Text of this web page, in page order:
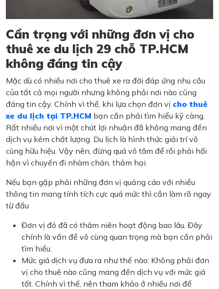
Cẩn trọng với những đơn vị cho
thuê xe du lịch 29 chỗ TP.HCM
không đáng tin cậy
Mặc dù có nhiều nơi cho thuê xe ra đời đáp ứng nhu cầu
của tất cả mọi người nhưng không phải nơi nào cũng
đáng tin cậy. Chính vì thế, khi lựa chọn đơn vị cho thuê
xe du lịch tại TP.HCM bạn cần phải tìm hiểu kỹ càng.
Rất nhiều nơi vì một chút lợi nhuận đã không mang đến
dịch vụ kém chất lượng. Du lịch là hình thức giải trí vô
cùng hữu hiệu. Vậy nên, đừng quá vô tâm để rồi phải hối
hận vì chuyến đi nhàm chán, thảm hại.
Nếu bạn gặp phải những đơn vị quảng cáo với nhiều
thông tin mang tính tích cực quá mức thì cần làm rõ ngay
từ đầu
Đơn vị đó đã có thâm niên hoạt động bao lâu. Đây
chính là vấn đề vô cùng quan trọng mà bạn cần phải
tìm hiểu.
Mức giá dịch vụ đưa ra như thế nào: Không phải đơn
vị cho thuê nào cũng mang đến dịch vụ với mức giá
tốt. Chính vì thế, nên tham khảo ở nhiều nơi để